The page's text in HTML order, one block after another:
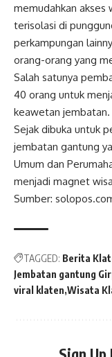
memudahkan akses
terisolasi di
perkampungan
orang-orang yang
Salah satunya
40 orang untuk
keawetan jembatan.
Sejak dibuka untuk
jembatan gantung
Umum dan
menjadi magnet
Sumber:
TAGGED: Berita
Jembatan gantung
viral klaten Wisata